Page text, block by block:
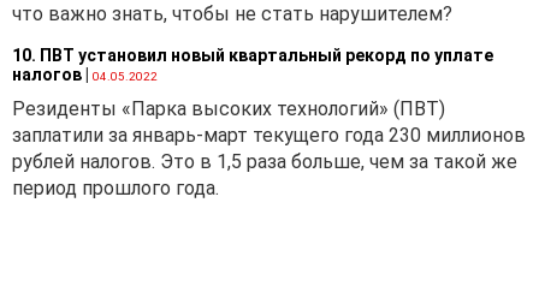
что важно знать, чтобы не стать нарушителем?
10. ПВТ установил новый квартальный рекорд по уплате
налогов| 04.05.2022
Резиденты «Парка высоких технологий» (ПВТ)
заплатили за январь-март текущего года 230 миллионов
рублей налогов. Это в 1,5 раза больше, чем за такой же
период прошлого года.